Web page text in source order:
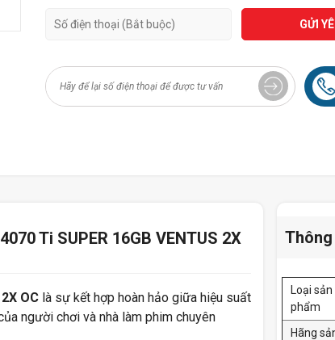
GỬI
Ti SUPER 16GB VENTUS 2X
OC là sự kết hợp hoàn hảo giữa hiệu suất
người chơi và nhà làm phim chuyên
Loại sản
phẩm
Hãng